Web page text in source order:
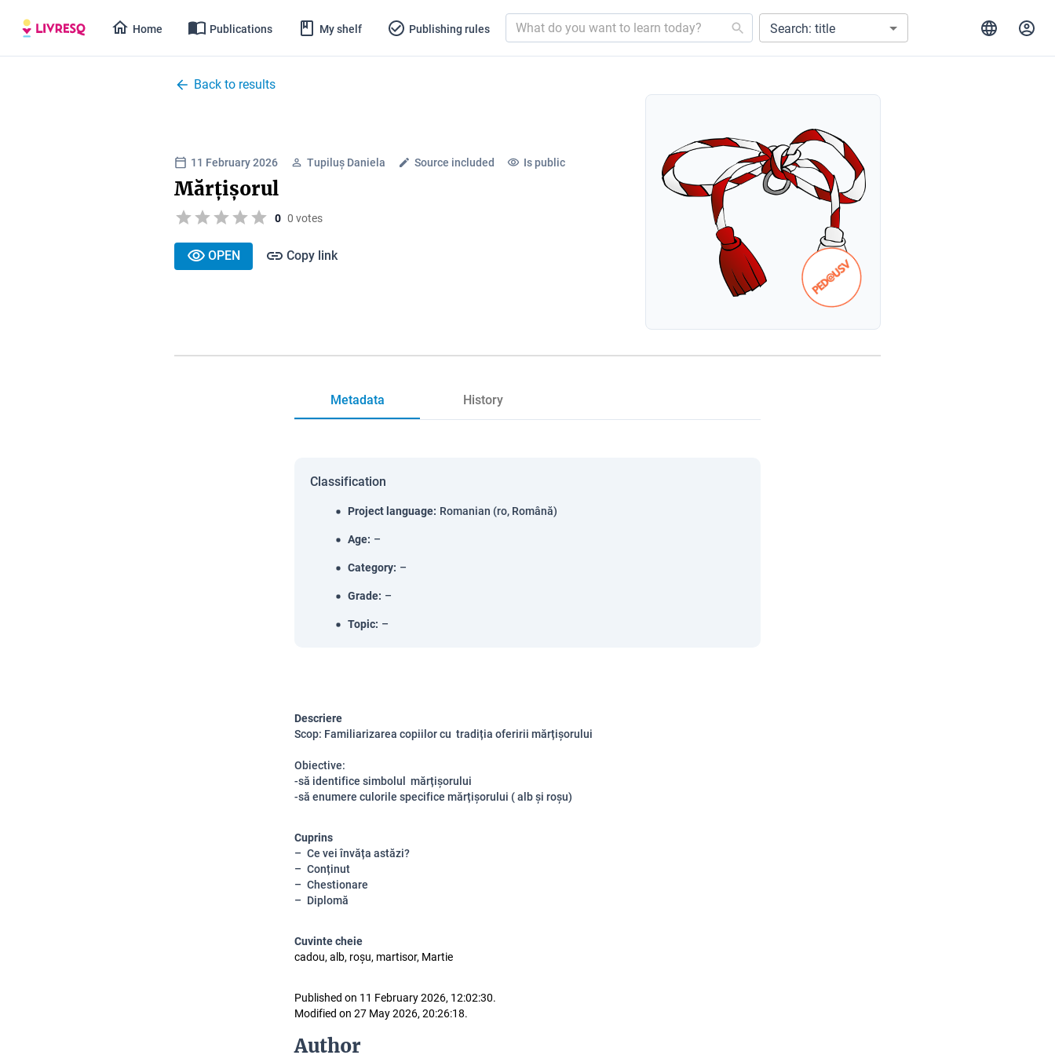
Home Publications My shelf Publishing rules Search: title
Back to results
11 February 2026 Tupiluș Daniela Source included Is public
Mărțișorul
0 0 votes
OPEN Copy link
Metadata History
Classification
Project language: Romanian (ro, Română)
Age: –
Category: –
Grade: –
Topic: –
Descriere
Scop: Familiarizarea copiilor cu tradiția oferirii mărțișorului
Obiective:
-să identifice simbolul mărțișorului
-să enumere culorile specifice mărțișorului ( alb și roșu)
Cuprins
Ce vei învăța astăzi?
Conținut
Chestionare
Diplomă
Cuvinte cheie
cadou, alb, roșu, martisor, Martie
Published on 11 February 2026, 12:02:30.
Modified on 27 May 2026, 20:26:18.
Author